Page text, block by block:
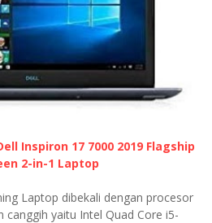
Inspiron 17 7000 2019 Flagship
2-in-1 Laptop
Laptop dibekali dengan procesor
canggih yaitu Intel Quad Core i5-